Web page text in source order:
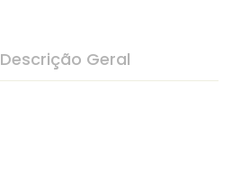
Descrição Geral